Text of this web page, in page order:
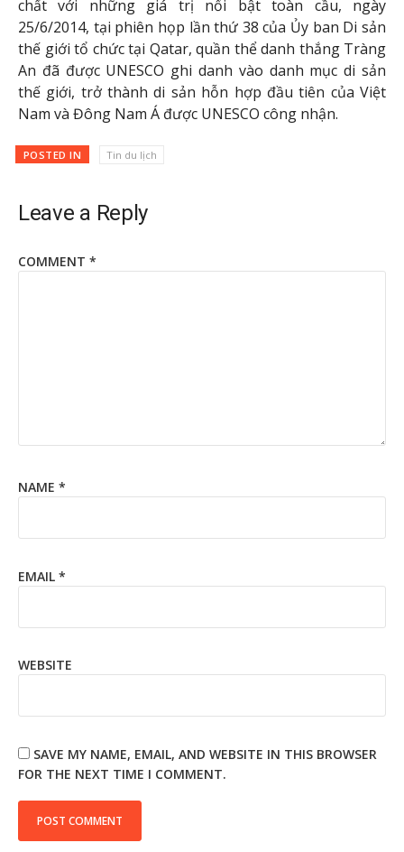
chất với những giá trị nổi bật toàn cầu, ngày
25/6/2014, tại phiên họp lần thứ 38 của Ủy ban Di sản
thế giới tổ chức tại Qatar, quần thể danh thắng Tràng
An đã được UNESCO ghi danh vào danh mục di sản
thế giới, trở thành di sản hỗn hợp đầu tiên của Việt
Nam và Đông Nam Á được UNESCO công nhận.
POSTED IN Tin du lịch
Leave a Reply
COMMENT *
NAME *
EMAIL *
WEBSITE
SAVE MY NAME, EMAIL, AND WEBSITE IN THIS BROWSER
FOR THE NEXT TIME I COMMENT.